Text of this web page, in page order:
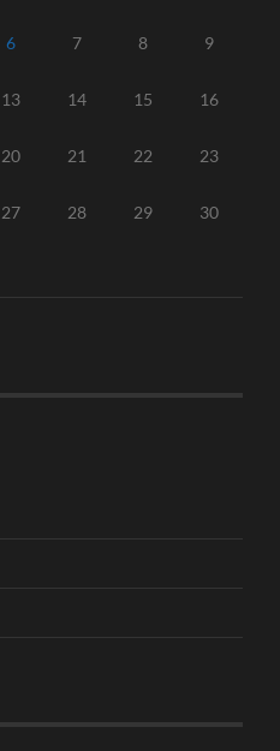
6 7 8 9
13 14 15 16
20 21 22 23
27 28 29 30